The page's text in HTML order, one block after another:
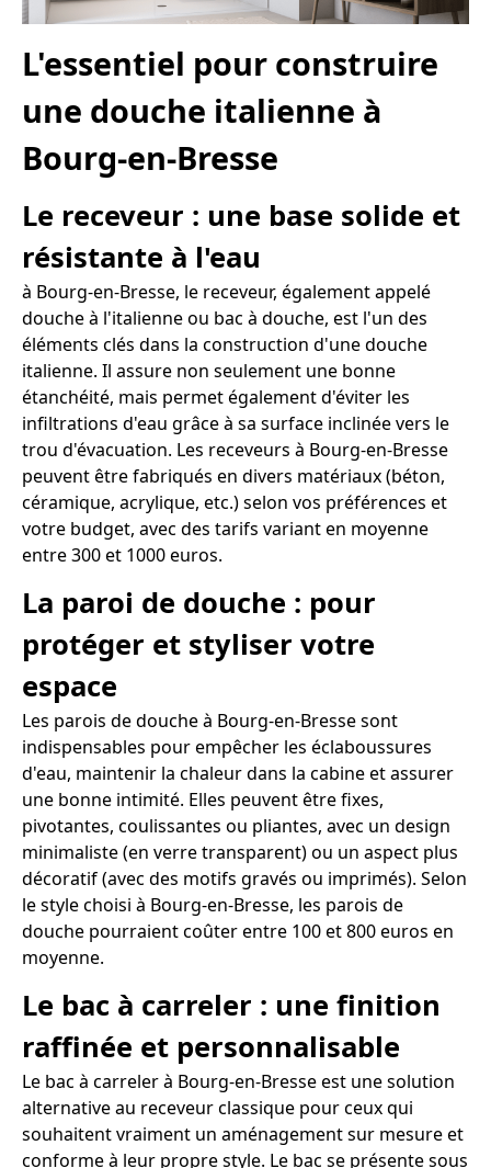
L'essentiel pour construire
une douche italienne à
Bourg-en-Bresse
Le receveur : une base solide et
résistante à l'eau
à Bourg-en-Bresse, le receveur, également appelé
douche à l'italienne ou bac à douche, est l'un des
éléments clés dans la construction d'une douche
italienne. Il assure non seulement une bonne
étanchéité, mais permet également d'éviter les
infiltrations d'eau grâce à sa surface inclinée vers le
trou d'évacuation. Les receveurs à Bourg-en-Bresse
peuvent être fabriqués en divers matériaux (béton,
céramique, acrylique, etc.) selon vos préférences et
votre budget, avec des tarifs variant en moyenne
entre 300 et 1000 euros.
La paroi de douche : pour
protéger et styliser votre
espace
Les parois de douche à Bourg-en-Bresse sont
indispensables pour empêcher les éclaboussures
d'eau, maintenir la chaleur dans la cabine et assurer
une bonne intimité. Elles peuvent être fixes,
pivotantes, coulissantes ou pliantes, avec un design
minimaliste (en verre transparent) ou un aspect plus
décoratif (avec des motifs gravés ou imprimés). Selon
le style choisi à Bourg-en-Bresse, les parois de
douche pourraient coûter entre 100 et 800 euros en
moyenne.
Le bac à carreler : une finition
raffinée et personnalisable
Le bac à carreler à Bourg-en-Bresse est une solution
alternative au receveur classique pour ceux qui
souhaitent vraiment un aménagement sur mesure et
conforme à leur propre style. Le bac se présente sous